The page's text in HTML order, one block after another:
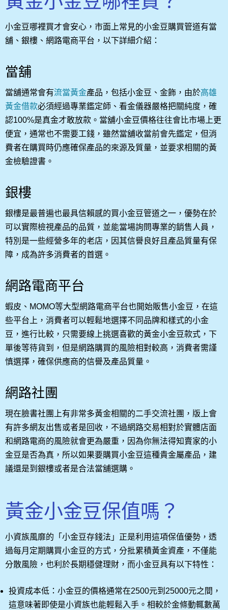
小金豆哪裡買才會安心，市面上常見的小金豆購買管道有當
舖、銀樓、網路電商平台，以下詳細介紹：
當舖
當舖通常會有流當黃金產品，包括小金豆、金飾，由於高雄
黃金借款必須經過專業鑑定師、看金儀器嚴格把關純度，確
認100%是真金才敢放款。當舖小金豆價格往往會比市場上更
便宜，通常也不需要工錢，雖然當舖收當前會先鑑定，但消
費者在購買時仍應確保產品的來源及質量，並要求相關的黃
金檢驗證書。
銀樓
銀樓是最普遍也最具信賴感的買小金豆管道之一，優勢在於
可以實際檢視產品的品質，並能當場詢問專業的銷售人員，
特別是一些經營多年的老店，因其信譽良好且產品質量有保
障，成為許多消費者的首選。
網路電商平台
蝦皮、MOMO等大型網路電商平台也開始販售小金豆，在這
些平台上，消費者可以輕鬆地選擇不同品牌和樣式的小金
豆，進行比較，只需要線上挑選喜歡的黃金小金豆款式，下
單後等待貨到，但是網路購買的風險相對較高，消費者需謹
慎選擇，確保供應商的信譽及產品質量。
網路社團
現在臉書社團上有非常多黃金相關的二手交流社團，版上會
有許多網友出售或者是回收，不過網路交易相對於實體店面
和網路電商的風險就會更為嚴重，因為你無法得知賣家的小
金豆是否為真，所以如果要購買小金豆這種貴金屬產品，建
議還是到銀樓或者是合法當舖選購。
黃金小金豆保值嗎？
小資族風靡的「小金豆存錢法」正是利用這項保值優勢，透
過每月定期購買小金豆的方式，分批累積黃金資產，不僅能
分散風險，也利於長期穩健理財，而小金豆具有以下特性：
投資成本低：小金豆的價格通常在2500元到25000元之間，
這意味著即使是小資族也能輕鬆入手。相較於金條動輒數萬